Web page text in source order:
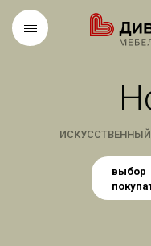
ИСКУССТВЕННЫЙ
выбор